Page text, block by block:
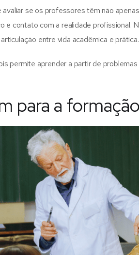
se os professores têm não
e contato com a realidade profissional.
entre vida acadêmica e prática.
permite aprender a partir de
para a